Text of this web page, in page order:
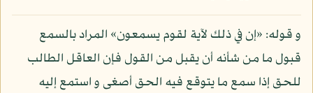
و قوله: «إن في ذلك لآية لقوم يسمعون» المراد بالسمع
قبول ما من شأنه أن يقبل من القول فإن العاقل الطالب
للحق إذا سمع ما يتوقع فيه الحق أصغى و استمع إليه